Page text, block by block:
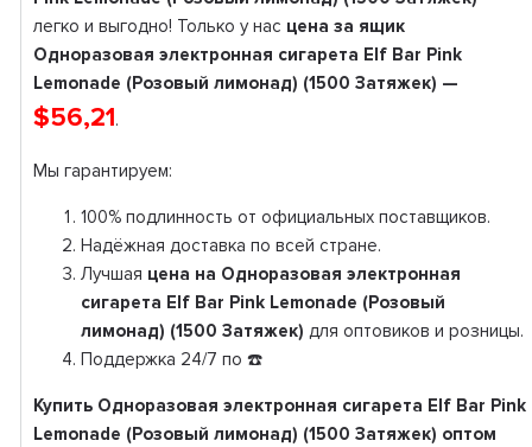
легко и выгодно! Только у нас цена за ящик
Одноразовая электронная сигарета Elf Bar Pink
Lemonade (Розовый лимонад) (1500 Затяжек) —
$56,21.
Мы гарантируем:
100% подлинность от официальных поставщиков.
Надёжная доставка по всей стране.
Лучшая цена на Одноразовая электронная
сигарета Elf Bar Pink Lemonade (Розовый
лимонад) (1500 Затяжек) для оптовиков и розницы.
Поддержка 24/7 по ☎️
Купить Одноразовая электронная сигарета Elf Bar Pink
Lemonade (Розовый лимонад) (1500 Затяжек) оптом